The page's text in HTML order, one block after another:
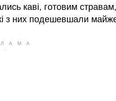
каві, готовим стравам,
з них подешевшали майже